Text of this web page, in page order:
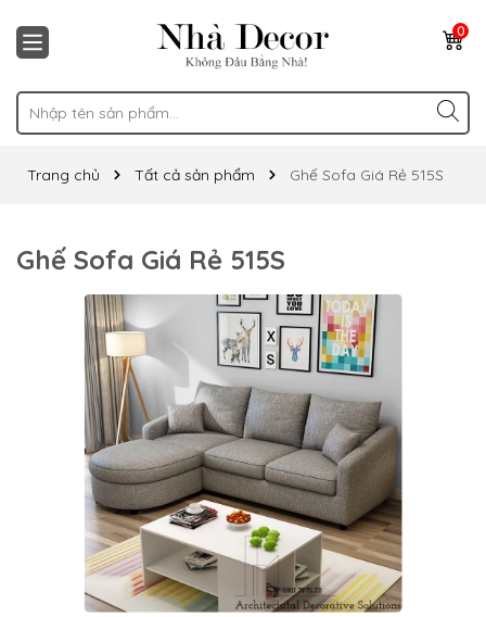
0
Trang chủ Tất cả sản phẩm Ghế Sofa Giá Rẻ 515S
Ghế Sofa Giá Rẻ 515S